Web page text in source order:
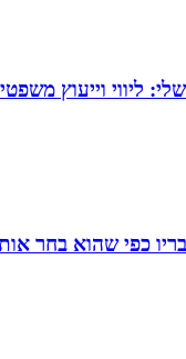
ליווי וייעוץ
כפי שהוא בחר